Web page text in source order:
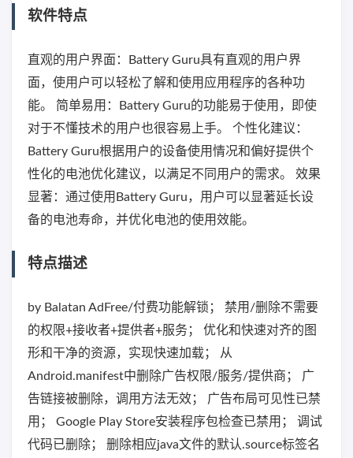
软件特点
直观的用户界面：Battery Guru具有直观的用户界
面，使用户可以轻松了解和使用应用程序的各种功
能。 简单易用：Battery Guru的功能易于使用，即使
对于不懂技术的用户也很容易上手。 个性化建议：
Battery Guru根据用户的设备使用情况和偏好提供个
性化的电池优化建议，以满足不同用户的需求。 效果
显著：通过使用Battery Guru，用户可以显著延长设
备的电池寿命，并优化电池的使用效能。
特点描述
by Balatan AdFree/付费功能解锁； 禁用/删除不需要
的权限+接收者+提供者+服务； 优化和快速对齐的图
形和干净的资源，实现快速加载； 从
Android.manifest中删除广告权限/服务/提供商； 广
告链接被删除，调用方法无效； 广告布局可见性已禁
用； Google Play Store安装程序包检查已禁用； 调试
代码已删除； 删除相应java文件的默认.source标签名